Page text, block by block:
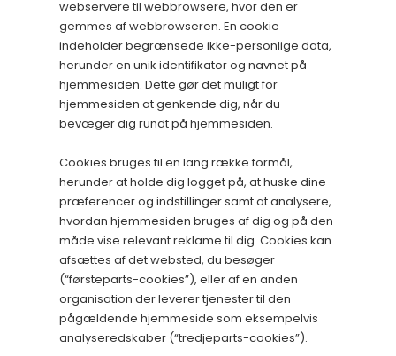
webservere til webbrowsere, hvor den er
gemmes af webbrowseren. En cookie
indeholder begrænsede ikke-personlige data,
herunder en unik identifikator og navnet på
hjemmesiden. Dette gør det muligt for
hjemmesiden at genkende dig, når du
bevæger dig rundt på hjemmesiden.
Cookies bruges til en lang række formål,
herunder at holde dig logget på, at huske dine
præferencer og indstillinger samt at analysere,
hvordan hjemmesiden bruges af dig og på den
måde vise relevant reklame til dig. Cookies kan
afsættes af det websted, du besøger
(“førsteparts-cookies”), eller af en anden
organisation der leverer tjenester til den
pågældende hjemmeside som eksempelvis
analyseredskaber (“tredjeparts-cookies”).